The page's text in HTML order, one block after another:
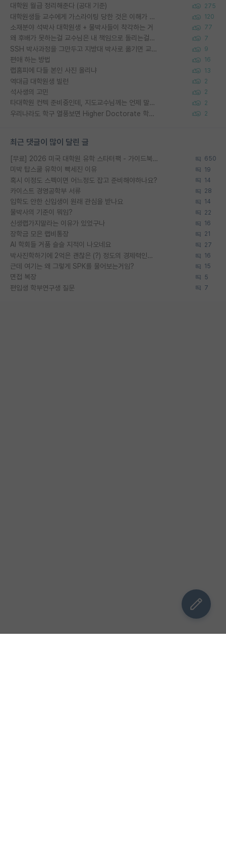
대학원 월급 정리해준다 (공대 기준) 275
대학원생들 교수에게 가스라이팅 당한 것은 이해가 갑니다. 안타깝네요. 120
소재분야 석박사 대학원생 + 물박사들이 착각하는 거 77
왜 후배가 못하는걸 교수님은 내 책임으로 돌리는걸까요? 7
SSH 박사과정을 그만두고 지방대 박사로 옮기면 교수의 꿈은 끝일까요? 9
편애 하는 방법 16
랩홈피에 다들 본인 사진 올리냐 13
역대급 대학원생 빌런 2
석사생의 고민 2
타대학원 컨텍 준비중인데, 지도교수님께는 언제 말씀드려야 할까요? 2
우리나라도 학구 열풍보면 Higher Doctorate 학위가 필요하다고 봅니다. 2
최근 댓글이 많이 달린 글
[무료] 2026 미국 대학원 유학 스타터팩 - 가이드북 & 합격자 컨택메일 템플릿 650
미박 탑스쿨 유학이 빡세진 이유 19
혹시 이정도 스펙이면 어느정도 잡고 준비해야하나요? 14
카이스트 경영공학부 서류 28
입학도 안한 신입생이 원래 관심을 받나요 14
물박사의 기준이 뭐임? 22
신생랩가지말라는 이유가 있었구나 16
장학금 모은 랩비통장 21
AI 학회들 거품 슬슬 지적이 나오네요 27
박사진학하기에 2억은 괜찮은 (?) 정도의 경제력인가요 16
근데 여기는 왜 그렇게 SPK를 물어보는거임? 15
면접 복장 5
편입생 학부연구생 질문 7